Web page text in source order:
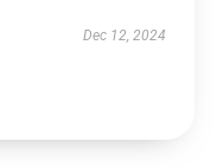
Dec 12, 2024